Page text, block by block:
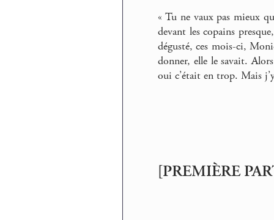
« Tu ne vaux pas mieux
devant les copains
dégusté, ces mois-ci,
donner, elle le savait.
oui c’était en trop. Mais
[PREMIÈRE